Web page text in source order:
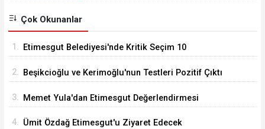
Çok Okunanlar
1. Etimesgut Belediyesi'nde Kritik Seçim 10
2. Beşikcioğlu ve Kerimoğlu'nun Testleri Pozitif Çıktı
3. Memet Yula'dan Etimesgut Değerlendirmesi
4. Ümit Özdağ Etimesgut'u Ziyaret Edecek